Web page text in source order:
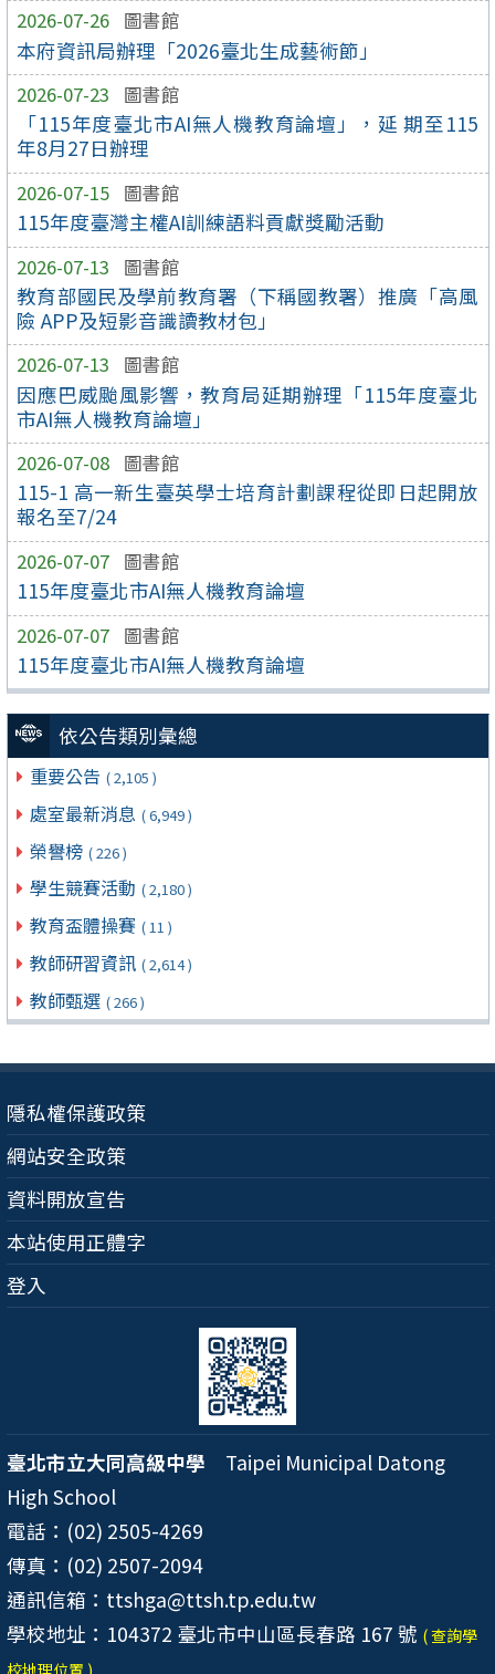
2026-07-26 圖書館
本府資訊局辦理「2026臺北生成藝術節」
2026-07-23 圖書館
「115年度臺北市AI無人機教育論壇」，延 期至115
年8月27日辦理
2026-07-15 圖書館
115年度臺灣主權AI訓練語料貢獻獎勵活動
2026-07-13 圖書館
教育部國民及學前教育署（下稱國教署）推廣「高風
險 APP及短影音識讀教材包」
2026-07-13 圖書館
因應巴威颱風影響，教育局延期辦理「115年度臺北
市AI無人機教育論壇」
2026-07-08 圖書館
115-1 高一新生臺英學士培育計劃課程從即日起開放
報名至7/24
2026-07-07 圖書館
115年度臺北市AI無人機教育論壇
2026-07-07 圖書館
115年度臺北市AI無人機教育論壇
依公告類別彙總
重要公告 ( 2,105 )
處室最新消息 ( 6,949 )
榮譽榜 ( 226 )
學生競賽活動 ( 2,180 )
教育盃體操賽 ( 11 )
教師研習資訊 ( 2,614 )
教師甄選 ( 266 )
隱私權保護政策
網站安全政策
資料開放宣告
本站使用正體字
登入
臺北市立大同高級中學 Taipei Municipal Datong
High School
電話：(02) 2505-4269
傳真：(02) 2507-2094
通訊信箱：ttshga@ttsh.tp.edu.tw
學校地址：104372 臺北市中山區長春路 167 號 ( 查詢學